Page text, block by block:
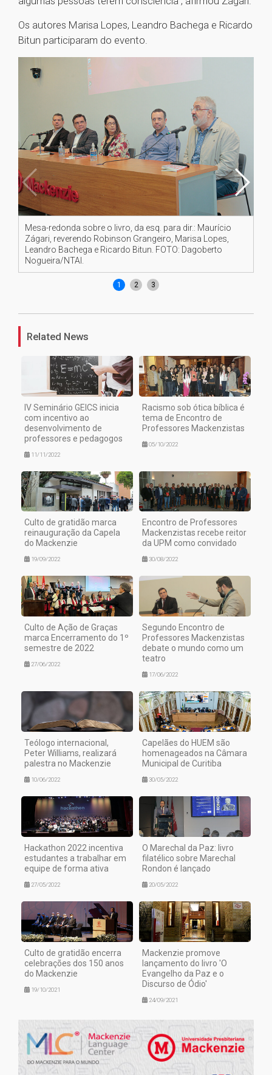
Os autores Marisa Lopes, Leandro Bachega e Ricardo
Bitun participaram do evento.
Mesa-redonda sobre o livro, da esq. para dir.: Maurício
Zágari, reverendo Robinson Grangeiro, Marisa Lopes,
Leandro Bachega e Ricardo Bitun. FOTO: Dagoberto
Nogueira/NTAI.
1 2 3
Related News
IV Seminário GEICS inicia
com incentivo ao
desenvolvimento de
professores e pedagogos
11/11/2022
Racismo sob ótica bíblica é
tema de Encontro de
Professores Mackenzistas
05/10/2022
Culto de gratidão marca
reinauguração da Capela
do Mackenzie
19/09/2022
Encontro de Professores
Mackenzistas recebe reitor
da UPM como convidado
30/08/2022
Culto de Ação de Graças
marca Encerramento do 1º
semestre de 2022
27/06/2022
Segundo Encontro de
Professores Mackenzistas
debate o mundo como um
teatro
17/06/2022
Teólogo internacional,
Peter Williams, realizará
palestra no Mackenzie
10/06/2022
Capelães do HUEM são
homenageados na Câmara
Municipal de Curitiba
30/05/2022
Hackathon 2022 incentiva
estudantes a trabalhar em
equipe de forma ativa
27/05/2022
O Marechal da Paz: livro
filatélico sobre Marechal
Rondon é lançado
20/05/2022
Culto de gratidão encerra
celebrações dos 150 anos
do Mackenzie
19/10/2021
Mackenzie promove
lançamento do livro 'O
Evangelho da Paz e o
Discurso de Ódio'
24/09/2021